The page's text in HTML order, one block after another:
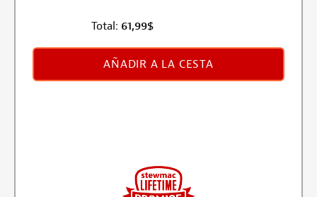
Total: 61,99$
AÑADIR A LA CESTA